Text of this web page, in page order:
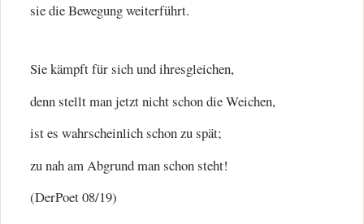
sie die Bewegung weiterführt.
Sie kämpft für sich und ihresgleichen,
denn stellt man jetzt nicht schon die Weichen,
ist es wahrscheinlich schon zu spät;
zu nah am Abgrund man schon steht!
(DerPoet 08/19)